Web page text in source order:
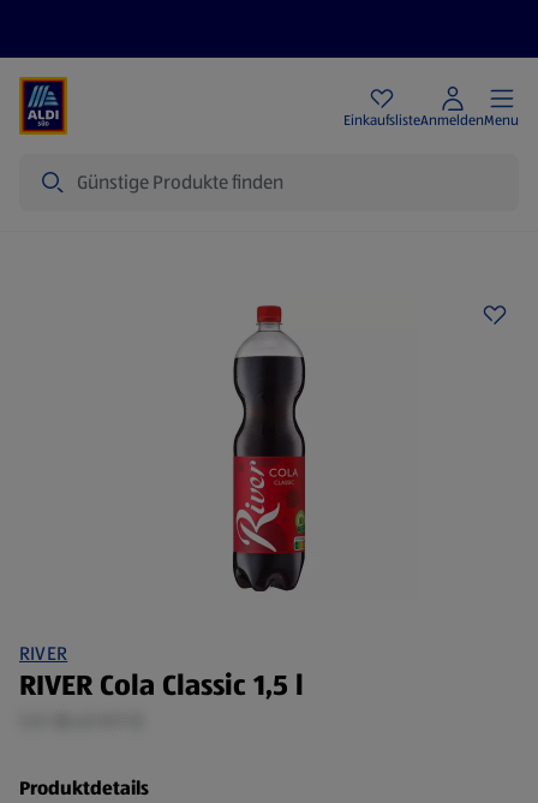
EinkaufslisteAnmeldenMenu
RIVER
RIVER Cola Classic 1,5 l
Produktdetails